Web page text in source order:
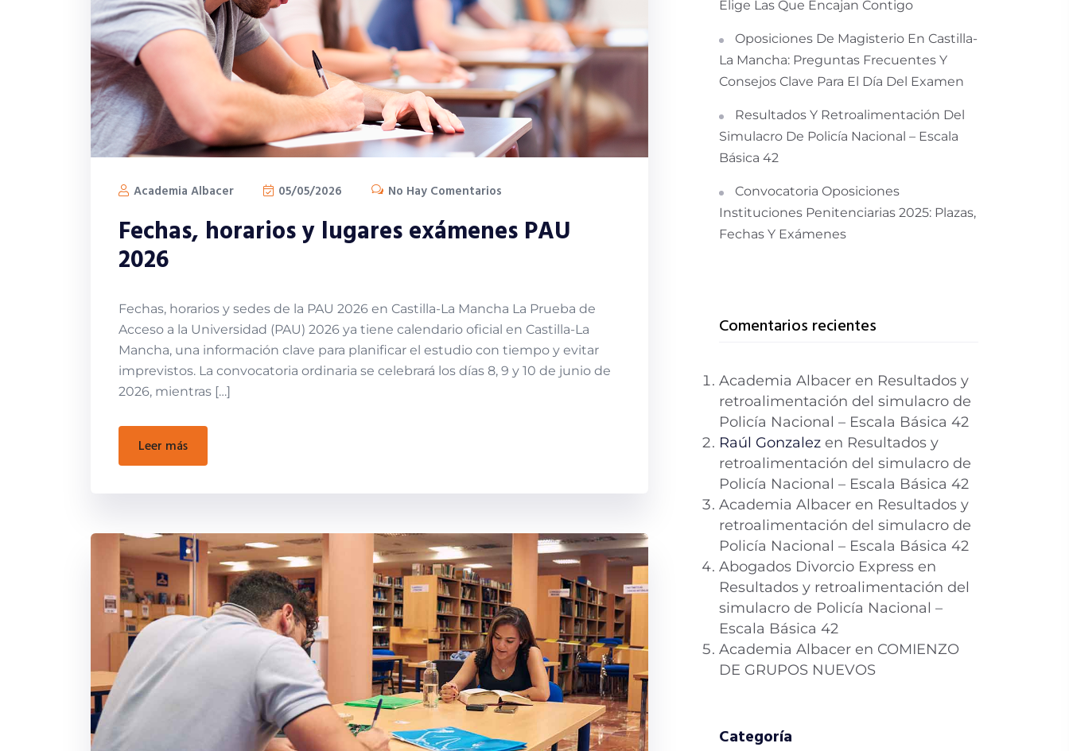
Academia Albacer 05/05/2026 No Hay Comentarios
Fechas, horarios y lugares exámenes PAU
2026
Fechas, horarios y sedes de la PAU 2026 en Castilla-La Mancha La Prueba de
Acceso a la Universidad (PAU) 2026 ya tiene calendario oficial en Castilla-La
Mancha, una información clave para planificar el estudio con tiempo y evitar
imprevistos. La convocatoria ordinaria se celebrará los días 8, 9 y 10 de junio de
2026, mientras […]
leer más
Elige Las Que Encajan Contigo
Oposiciones De Magisterio En Castilla-
La Mancha: Preguntas Frecuentes Y
Consejos Clave Para El Día Del Examen
Resultados Y Retroalimentación Del
Simulacro De Policía Nacional – Escala
Básica 42
Convocatoria Oposiciones
Instituciones Penitenciarias 2025: Plazas,
Fechas Y Exámenes
Comentarios recientes
Academia Albacer en Resultados y
retroalimentación del simulacro de
Policía Nacional – Escala Básica 42
Raúl Gonzalez en Resultados y
retroalimentación del simulacro de
Policía Nacional – Escala Básica 42
Academia Albacer en Resultados y
retroalimentación del simulacro de
Policía Nacional – Escala Básica 42
Abogados Divorcio Express en
Resultados y retroalimentación del
simulacro de Policía Nacional –
Escala Básica 42
Academia Albacer en COMIENZO
DE GRUPOS NUEVOS
Categoría